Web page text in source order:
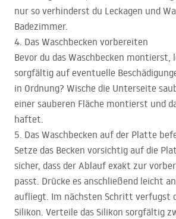
nur so verhinderst du Leckagen und
Badezimmer.
4. Das Waschbecken vorbereiten
Bevor du das Waschbecken montierst,
sorgfältig auf eventuelle
in Ordnung? Wische die Unterseite
einer sauberen Fläche montierst und
haftet.
5. Das Waschbecken auf der Platte
Setze das Becken vorsichtig auf die
sicher, dass der Ablauf exakt zur
passt. Drücke es anschließend leicht
aufliegt. Im nächsten Schritt verfugst
Silikon. Verteile das Silikon sorgfältig